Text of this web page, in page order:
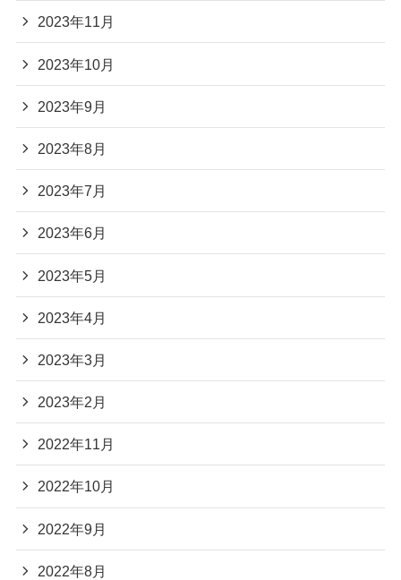
2023年11月
2023年10月
2023年9月
2023年8月
2023年7月
2023年6月
2023年5月
2023年4月
2023年3月
2023年2月
2022年11月
2022年10月
2022年9月
2022年8月